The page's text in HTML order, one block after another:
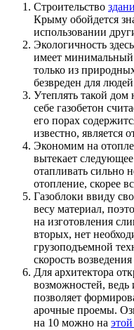
Строительство
Крыму обойдется
использовании
Экологичность
имеет
только из
безвреден для
Утеплять такой
себе газобетон
его порах
известно, является
Экономим на
вытекает
отапливать сильно
отопление, скорее
Газоблоки ввиду
весу материал,
на изготовления
вторых, нет
грузоподъемной
скорость
Для архитектора
возможностей, ведь
позволяет
арочные проемы.
на 10 можно на